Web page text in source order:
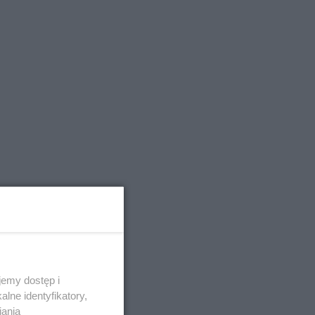
dostęp i
identyfikatory,